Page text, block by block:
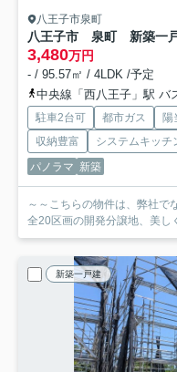
八王子市泉町
八王子市 泉町 新築一
3,480万円
- / 95.57㎡ / 4LDK /予定
中央線「西八王子」駅 バス
駐車2台可 都市ガス 陽
収納豊富
システムキッチ
パノラマ 新築
～～こちらの物件は、弊社で
全20区画の開発分譲地、美し
新築一戸建